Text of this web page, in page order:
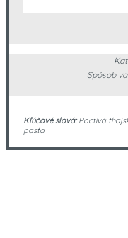
Spôsob
Kľúčové slová:Poctivá
pasta